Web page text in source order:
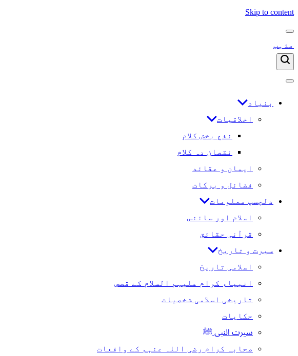
Skip to content
مذہب
بنیاد
اخلاقیات
نفع بخش کلام
نقصان دہ کلام
ایمان و عقائد
فضائل و برکات
دلچسپ معلومات
اسلام اور سائنس
قرآنی حقائق
سیرت و تاریخ
اسلامی تاریخ
انبیاء کرام علیہم السلام کے قصص
تاریخی اسلامی شخصیات
حکایات
سیرت النبی ﷺ
صحابہ کرام رضی اللہ عنہم کے واقعات